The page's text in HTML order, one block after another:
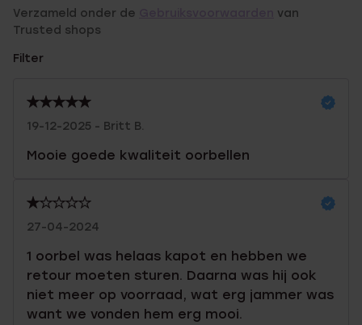
Verzameld onder de
van
Trusted shops
Filter
19-12-2025 - Britt B.
Mooie goede kwaliteit oorbellen
27-04-2024
1 oorbel was helaas kapot en hebben we
retour moeten sturen. Daarna was hij ook
niet meer op voorraad, wat erg jammer was
want we vonden hem erg mooi.